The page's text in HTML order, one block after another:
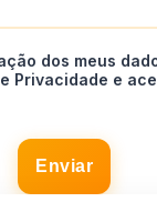
dos meus
Privacidade e
Enviar